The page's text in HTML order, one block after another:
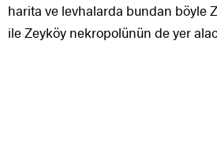
harita ve levhalarda bundan böyle
ile Zeyköy nekropolünün de yer